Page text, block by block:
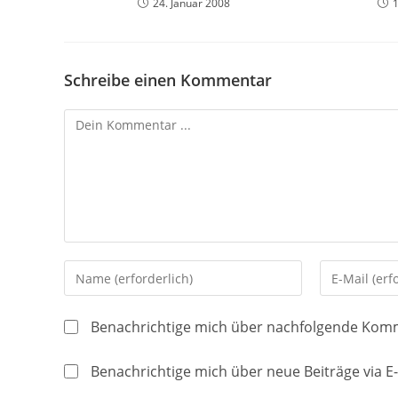
24. Januar 2008
Schreibe einen Kommentar
Kommentieren
Gib
deinen
Namen
Benutzernamen
Gib
deine
Mail-
Adresse
Benachrichtige mich über nachfolgende
Benachrichtige mich über neue Beiträge via